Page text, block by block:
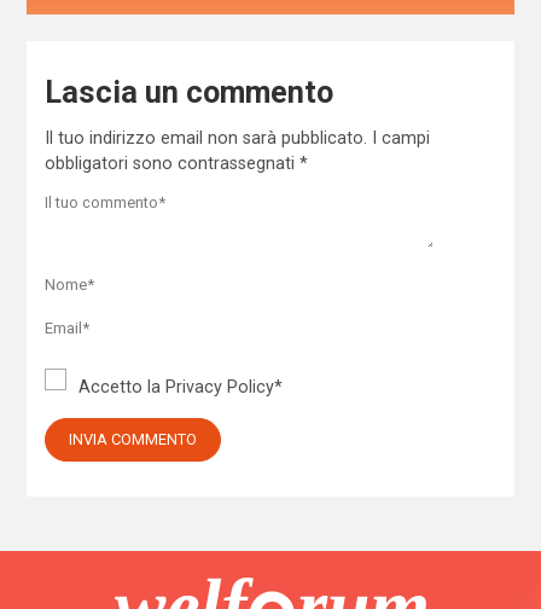
Lascia un commento
Il tuo indirizzo email non sarà pubblicato.
I campi
obbligatori sono contrassegnati *
Accetto la Privacy Policy*